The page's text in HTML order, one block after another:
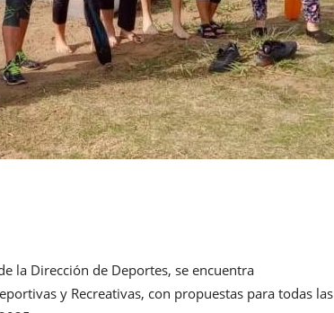
la Dirección de Deportes, se encuentra
y Recreativas, con propuestas para todas las